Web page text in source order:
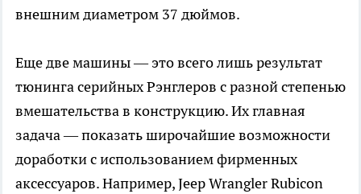
внешним диаметром 37 дюймов.
Еще две машины — это всего лишь результат
тюнинга серийных Рэнглеров с разной степенью
вмешательства в конструкцию. Их главная
задача — показать широчайшие возможности
доработки с использованием фирменных
аксессуаров. Например, Jeep Wrangler Rubicon